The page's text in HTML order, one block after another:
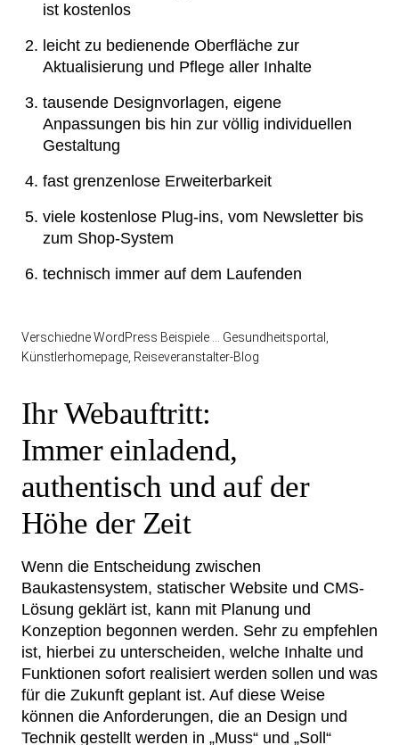
ist kostenlos
leicht zu bedienende Oberfläche zur
Aktualisierung und Pflege aller Inhalte
tausende Designvorlagen, eigene
Anpassungen bis hin zur völlig individuellen
Gestaltung
fast grenzenlose Erweiterbarkeit
viele kostenlose Plug-ins, vom Newsletter bis
zum Shop-System
technisch immer auf dem Laufenden
Verschiedne WordPress Beispiele … Gesundheitsportal,
Künstlerhomepage, Reiseveranstalter-Blog
Ihr Webauftritt:
Immer einladend,
authentisch und auf der
Höhe der Zeit
Wenn die Entscheidung zwischen
Baukastensystem, statischer Website und CMS-
Lösung geklärt ist, kann mit Planung und
Konzeption begonnen werden. Sehr zu empfehlen
ist, hierbei zu unterscheiden, welche Inhalte und
Funktionen sofort realisiert werden sollen und was
für die Zukunft geplant ist. Auf diese Weise
können die Anforderungen, die an Design und
Technik gestellt werden in „Muss“ und „Soll“